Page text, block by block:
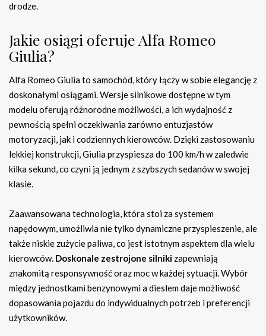
drodze.
Jakie osiągi oferuje Alfa Romeo
Giulia?
Alfa Romeo Giulia to samochód, który łączy w sobie elegancję z
doskonałymi osiągami. Wersje silnikowe dostępne w tym
modelu oferują różnorodne możliwości, a ich wydajność z
pewnością spełni oczekiwania zarówno entuzjastów
motoryzacji, jak i codziennych kierowców. Dzięki zastosowaniu
lekkiej konstrukcji, Giulia przyspiesza do 100 km/h w zaledwie
kilka sekund, co czyni ją jednym z szybszych sedanów w swojej
klasie.
Zaawansowana technologia, która stoi za systemem
napędowym, umożliwia nie tylko dynamiczne przyspieszenie, ale
także niskie zużycie paliwa, co jest istotnym aspektem dla wielu
kierowców. Doskonale zestrojone silniki zapewniają
znakomitą responsywność oraz moc w każdej sytuacji. Wybór
między jednostkami benzynowymi a dieslem daje możliwość
dopasowania pojazdu do indywidualnych potrzeb i preferencji
użytkowników.